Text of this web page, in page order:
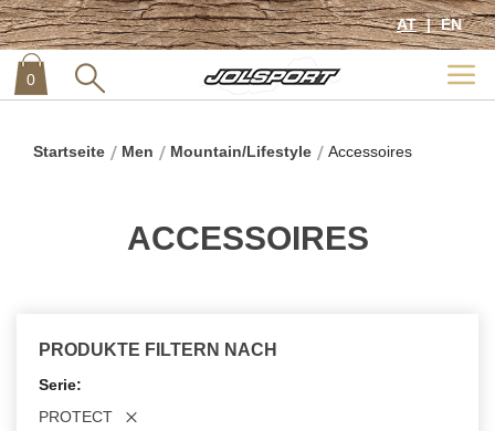
AT EN
00 item
Startseite Men Mountain/Lifestyle Accessoires
ACCESSOIRES
PRODUKTE FILTERN NACH
Serie
PROTECT